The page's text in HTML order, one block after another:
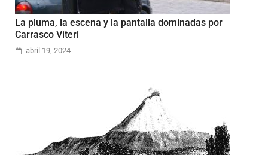
La pluma, la escena y la pantalla dominadas por
Carrasco Viteri
abril 19, 2024